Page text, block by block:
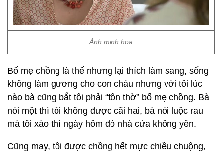
Ảnh minh họa
Bố mẹ chồng là thế nhưng lại thích làm sang, sống
không làm gương cho con cháu nhưng với tôi lúc
nào bà cũng bắt tôi phải “tôn thờ” bố mẹ chồng. Bà
nói một thì tôi không được cãi hai, bà nói luộc rau
mà tôi xào thì ngày hôm đó nhà cửa không yên.
Cũng may, tôi được chồng hết mực chiều chuộng,